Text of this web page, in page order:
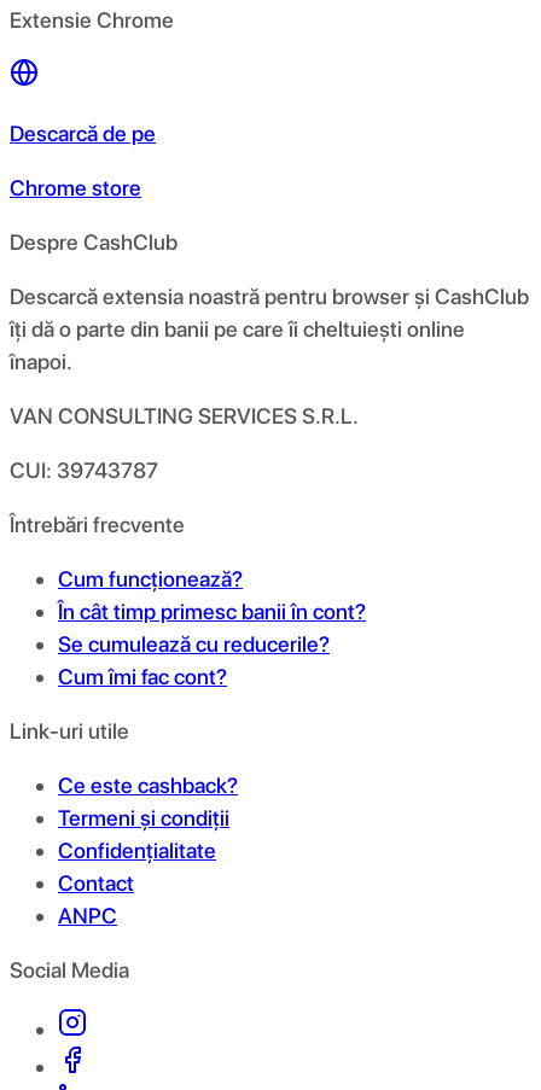
Extensie Chrome
Descarcă de pe
Chrome store
Despre CashClub
Descarcă extensia noastră pentru browser și CashClub
îți dă o parte din banii pe care îi cheltuiești online
înapoi.
VAN CONSULTING SERVICES S.R.L.
CUI: 39743787
Întrebări frecvente
Cum funcționează?
În cât timp primesc banii în cont?
Se cumulează cu reducerile?
Cum îmi fac cont?
Link-uri utile
Ce este cashback?
Termeni și condiții
Confidențialitate
Contact
ANPC
Social Media